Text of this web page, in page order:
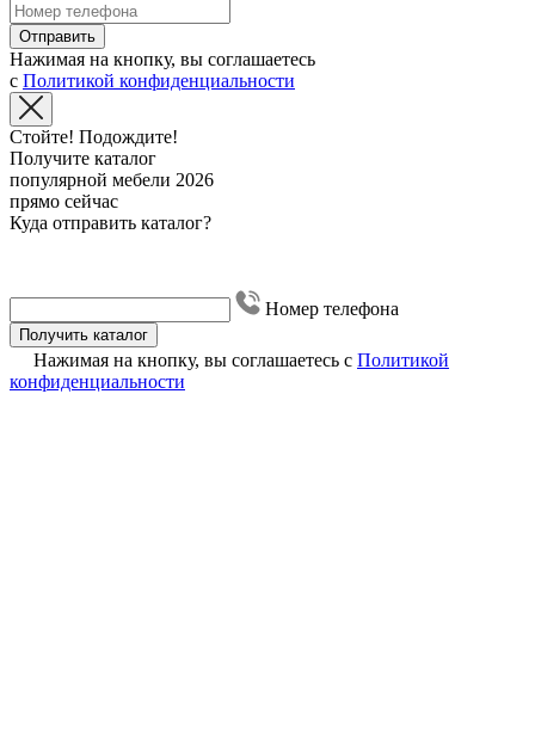
Отправить
Нажимая на кнопку, вы соглашаетесь
с Политикой конфиденциальности
Стойте! Подождите!
Получите каталог
популярной мебели 2026
прямо сейчас
Куда отправить каталог?
Номер телефона
Получить каталог
Нажимая на кнопку, вы соглашаетесь с Политикой
конфиденциальности